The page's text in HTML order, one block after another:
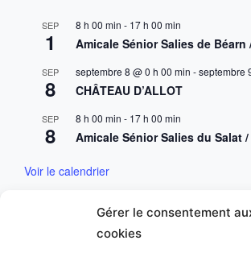
Gérer le consentement
cookies
SEP
1
8 h 00 min - 17 h 00 min
Amicale Sénior Salies de Béarn
SEP
8
septembre 8 @ 0 h 00 min -septembre
CHÂTEAU D’ALLOT
SEP
8
8 h 00 min - 17 h 00 min
Amicale Sénior Salies du Salat
Voir le calendrier
Mentions & Conditions
Mentions Légales